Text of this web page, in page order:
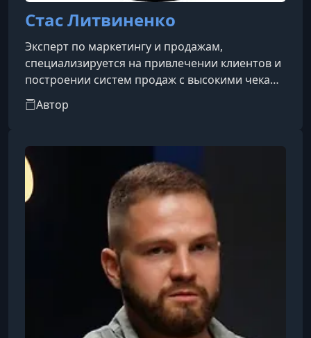
Стас Литвиненко
Эксперт по маркетингу и продажам,
специализируется на привлечении клиентов и
построении систем продаж с высокими чеками
от 500 тысяч до 1,8 млн рублей. Автор метода
выхода на клиентов в холодную «Золотой
ответов на предложения и значительно
повышать конверсию продаж после
презентаций. Вывел агентство на стабильную
работу с 10+ клиентами одновременно с
чеками 60–80 тысяч рублей в месяц благодаря
Автор